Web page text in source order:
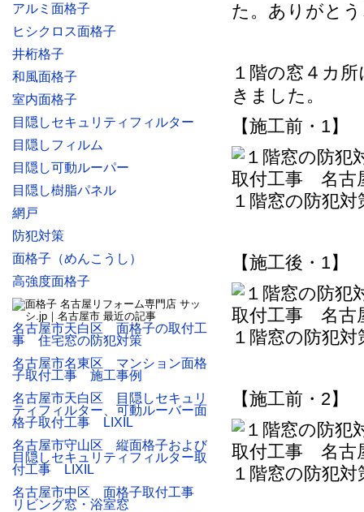
た。ありがと
１階の窓４カ
きました。
【施工前・1】
１階窓の防犯
【施工後・1】
１階窓の防犯
【施工前・2】
１階窓の防犯
アルミ面格子
ヒシクロス面格子
井桁格子
和風面格子
室内面格子
目隠しセキュリティフィルター
目隠しフィルム
目隠し可動ルーパー
目隠し樹脂パネル
網戸
防犯対策
面格子（めんこうし）
高強度面格子
名古屋市天白区 面格子の取付工
事 住宅窓の防犯対策
名古屋市名東区 マンション面格
子取付工事 施工事例
名古屋市天白区 目隠しセキュリ
ティフィルター、可動ルーバー面
格子取付工事 LIXIL
名古屋市守山区 縦面格子および
目隠しセキュリティフィルター取
付工事 LIXIL
名古屋市中区 面格子取付工事
リビング窓・浴室窓